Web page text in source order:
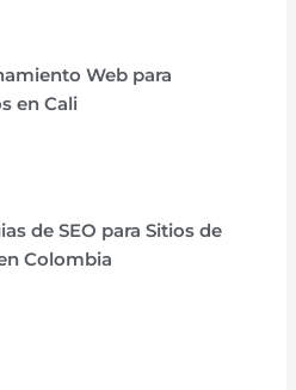
Web para
en Cali
de SEO para Sitios de
Colombia